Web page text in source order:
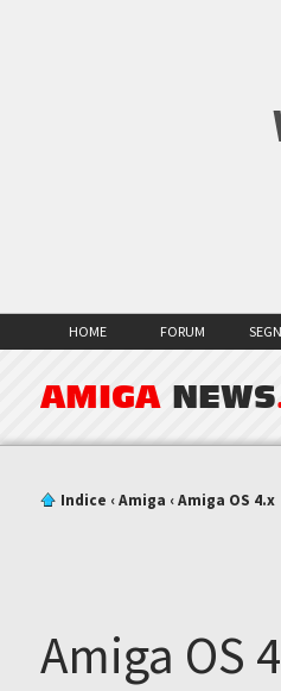
HOME FORUM
AMIGA NEWS
Indice ‹Amiga ‹Amiga OS 4.x
Amiga OS